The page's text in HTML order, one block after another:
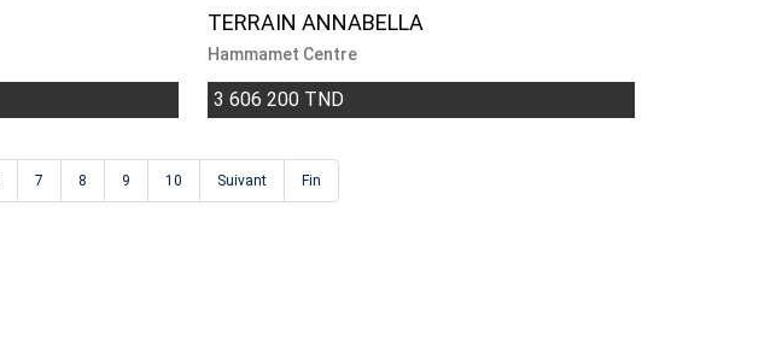
TERRAIN ANNABELLA
Hammamet Centre
3 606 200 TND
7 8 9 10 Suivant Fin